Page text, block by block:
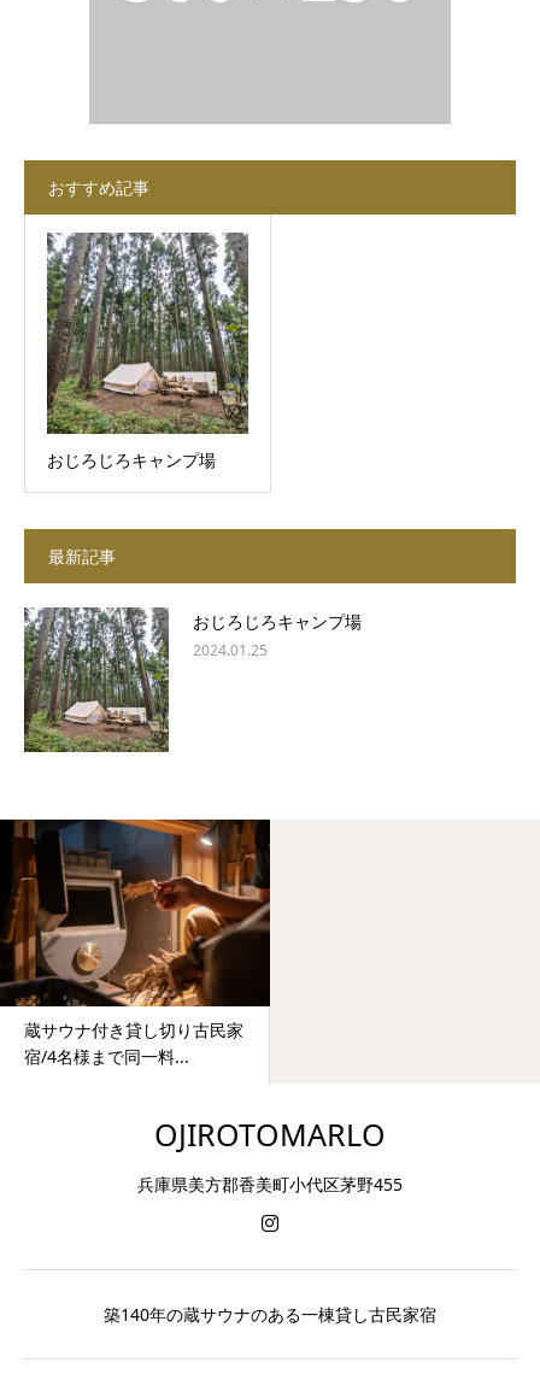
おすすめ記事
おじろじろキャンプ場
最新記事
おじろじろキャンプ場
2024.01.25
蔵サウナ付き貸し切り古民家
宿/4名様まで同一料...
OJIROTOMARLO
兵庫県美方郡香美町小代区茅野455
築140年の蔵サウナのある一棟貸し古民家宿